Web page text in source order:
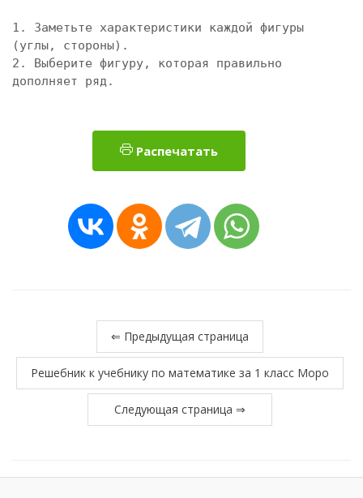
1. Заметьте характеристики каждой фигуры
(углы, стороны).
2. Выберите фигуру, которая правильно
Распечатать
⇐ Предыдущая страница
Решебник к учебнику по математике за 1 класс Моро
Следующая страница ⇒